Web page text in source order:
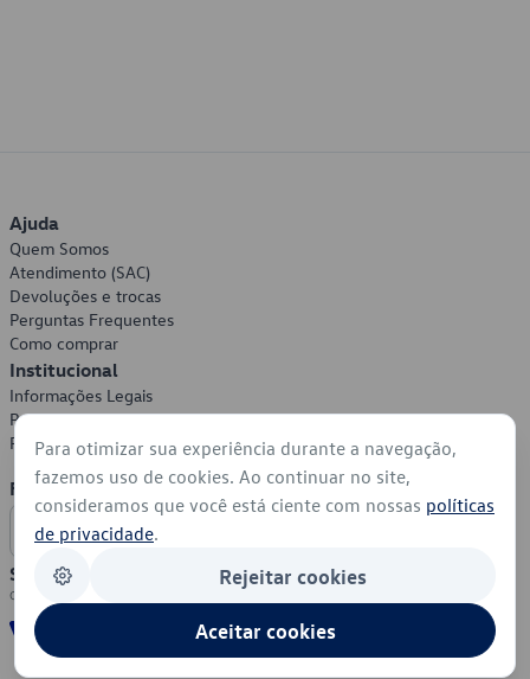
Ajuda
Quem Somos
Atendimento (SAC)
Devoluções e trocas
Perguntas Frequentes
Como comprar
Institucional
Informações Legais
Política de Privacidade
Política de Cookies
Formas de Pagamento
Segurança
Para otimizar sua experiência durante a navegação,
fazemos uso de cookies. Ao continuar no site,
consideramos que você está ciente com nossas políticas
de privacidade.
Rejeitar cookies
Aceitar cookies